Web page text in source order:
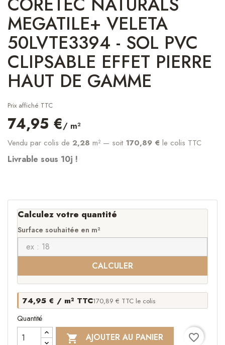
MEGATILE+ VELETA
50LVTE3394 - SOL PVC
CLIPSABLE EFFET PIERRE
HAUT DE GAMME
Prix affiché TTC
74,95 €/ m²
Vendu par colis de 2,28 m² — soit 170,89 € le colis TTC
Livrable sous 10j !
Calculez votre quantité
Surface souhaitée en m²
CALCULER
74,95 € / m² TTC170,89 € TTC le colis
Quantité
 AJOUTER AU PANIER favorite_border